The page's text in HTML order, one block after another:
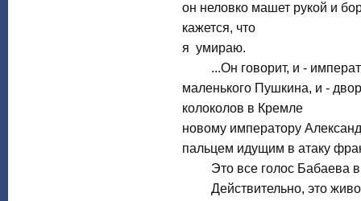
он неловко машет рукой и
кажется, что
я умираю.
...Он говорит, и -
маленького Пушкина, и -
колоколов в Кремле
новому императору
пальцем идущим в атаку
Это все голос Бабаева в
Действительно, это